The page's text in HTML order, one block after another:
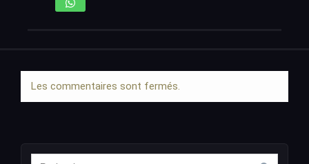
Les commentaires sont fermés.